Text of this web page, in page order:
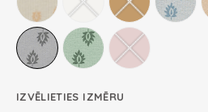
IZVĒLIETIES IZMĒRU